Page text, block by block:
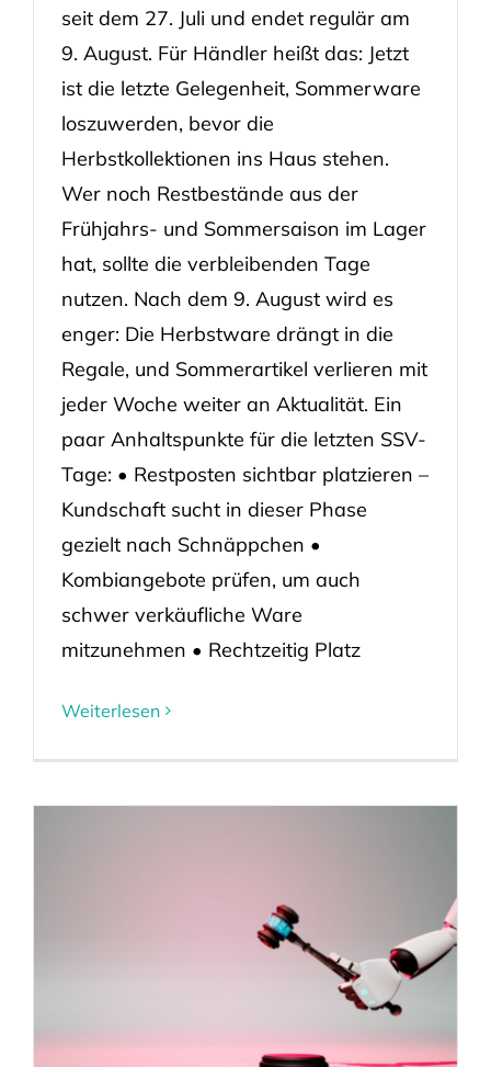
seit dem 27. Juli und endet regulär am
9. August. Für Händler heißt das: Jetzt
ist die letzte Gelegenheit, Sommerware
loszuwerden, bevor die
Herbstkollektionen ins Haus stehen.
Wer noch Restbestände aus der
Frühjahrs- und Sommersaison im Lager
hat, sollte die verbleibenden Tage
nutzen. Nach dem 9. August wird es
enger: Die Herbstware drängt in die
Regale, und Sommerartikel verlieren mit
jeder Woche weiter an Aktualität. Ein
paar Anhaltspunkte für die letzten SSV-
Tage: • Restposten sichtbar platzieren –
Kundschaft sucht in dieser Phase
gezielt nach Schnäppchen •
Kombiangebote prüfen, um auch
schwer verkäufliche Ware
mitzunehmen • Rechtzeitig Platz
Weiterlesen